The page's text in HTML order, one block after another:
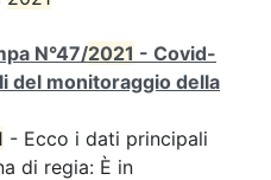
N°47/2021 - Covid-
del monitoraggio della
- Ecco i dati principali
di regia: È in